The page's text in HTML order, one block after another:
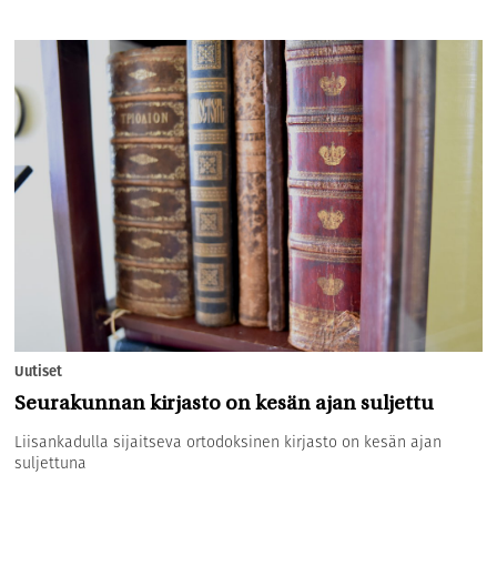
Uutiset
Seurakunnan kirjasto on kesän ajan suljettu
Liisankadulla sijaitseva ortodoksinen kirjasto on kesän ajan
suljettuna